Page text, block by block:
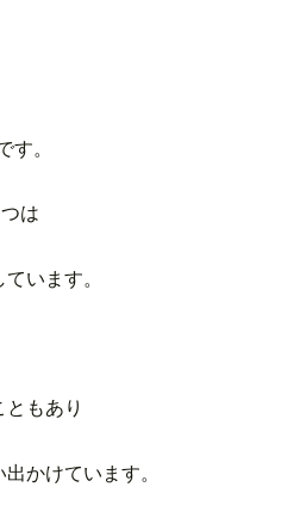
す。
は
います。
もあり
かけています。